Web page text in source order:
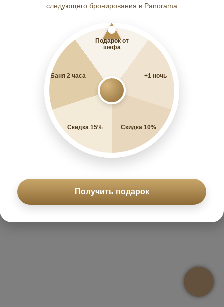
ВЕРНУТЬСЯ НА ГЛАВНУЮ
следующего бронирования в Panorama
Подарок от
шефа
+1 ночь
Скидка 10%
Скидка 15%
Баня 2 часа
Получить подарок